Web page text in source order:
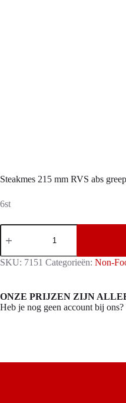
Steakmes 215 mm RVS abs
6st
Steakmes
215
RVS
abs
aantal
SKU: 7151 Categorieën: Non-
ONZE PRIJZEN ZIJN
Heb je nog geen account bij